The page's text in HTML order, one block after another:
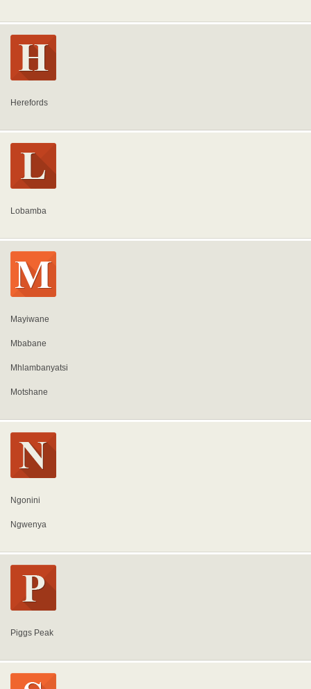
Herefords
Lobamba
Mayiwane
Mbabane
Mhlambanyatsi
Motshane
Ngonini
Ngwenya
Piggs Peak